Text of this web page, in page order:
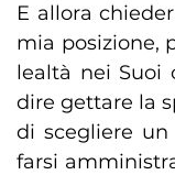
E allora
mia posizione,
lealtà nei Suoi
dire gettare la
di scegliere
farsi